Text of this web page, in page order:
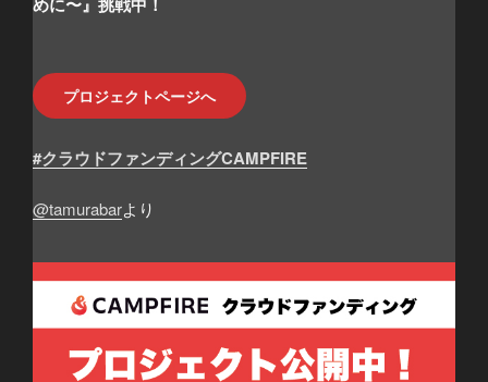
プロジェクトページへ
#クラウドファンディングCAMPFIRE
@tamurabarより